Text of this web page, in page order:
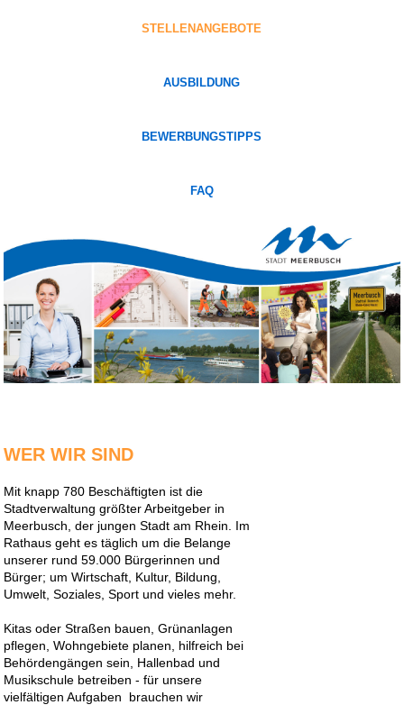
STELLENANGEBOTE
AUSBILDUNG
BEWERBUNGSTIPPS
FAQ
WER WIR SIND
Mit knapp 780 Beschäftigten ist die
Stadtverwaltung größter Arbeitgeber in
Meerbusch, der jungen Stadt am Rhein. Im
Rathaus geht es täglich um die Belange
unserer rund 59.000 Bürgerinnen und
Bürger; um Wirtschaft, Kultur, Bildung,
Umwelt, Soziales, Sport und vieles mehr.
Kitas oder Straßen bauen, Grünanlagen
pflegen, Wohngebiete planen, hilfreich bei
Behördengängen sein, Hallenbad und
Musikschule betreiben - für unsere
vielfältigen Aufgaben brauchen wir